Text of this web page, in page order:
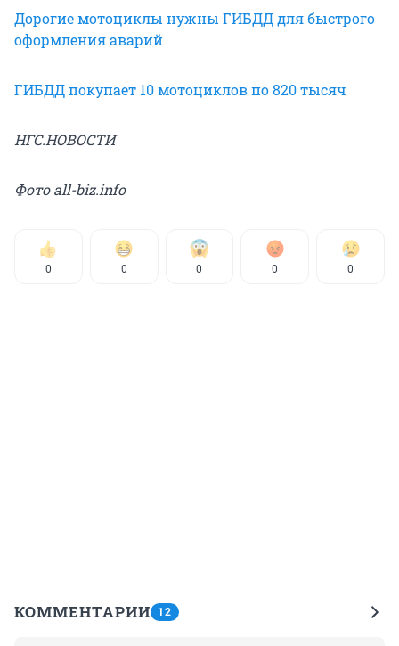
Дорогие мотоциклы нужны ГИБДД для быстрого
оформления аварий
ГИБДД покупает 10 мотоциклов по 820 тысяч
НГС.НОВОСТИ
Фото all-biz.info
0 0 0 0 0
КОММЕНТАРИИ 12